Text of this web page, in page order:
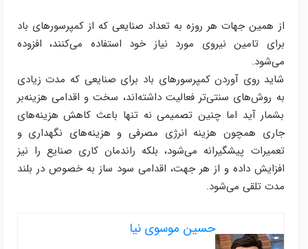
از همین جهات هر روزه به تعداد صنایعی که از کمپرسورهای باد
برای تامین نیروی مورد نیاز خود استفاده می‌کنند، افزوده
می‌شود.
شاید روی آوردن کمپرسورهای باد برای صنایعی که مدت زیادی
به روش‌های سنتی‌تر فعالیت داشته‌اند، سخت و اقدامی هزینه‌بر
بشمار آید اما چنین تصمیمی نه‌ تنها باعث کاهش هزینه‌های
جاری همچون هزینه انرژی مصرفی و هزینه‌های نگهداری و
تعمیرات پیشگیرانه می‌شود، بلکه راندمان کاری صنایع را نیز
افزایش داده و از هر جهت، اقدامی سود ساز به خصوص در بلند
مدت تلقی می‌شود.
حسین موسوی نیا